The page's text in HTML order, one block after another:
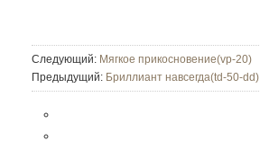
Следующий: Мягкое прикосновение(vp-20)
Предыдущий: Бриллиант навсегда(td-50-dd)